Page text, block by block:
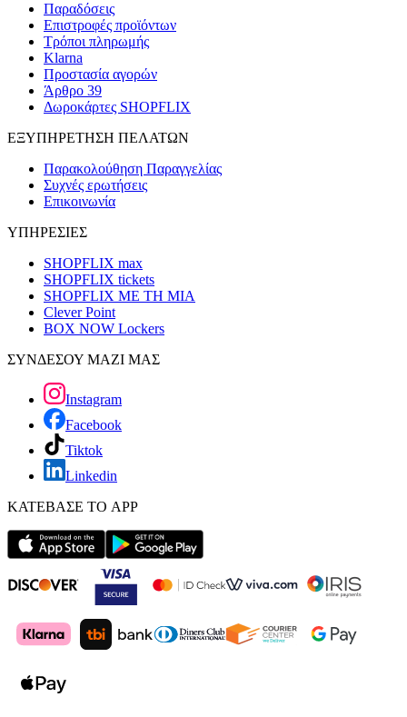
Παραδόσεις
Επιστροφές προϊόντων
Τρόποι πληρωμής
Klarna
Προστασία αγορών
Άρθρο 39
Δωροκάρτες SHOPFLIX
ΕΞΥΠΗΡΕΤΗΣΗ ΠΕΛΑΤΩΝ
Παρακολούθηση Παραγγελίας
Συχνές ερωτήσεις
Επικοινωνία
ΥΠΗΡΕΣΙΕΣ
SHOPFLIX max
SHOPFLIX tickets
SHOPFLIX ΜΕ ΤΗ ΜΙΑ
Clever Point
BOX NOW Lockers
ΣΥΝΔΕΣΟΥ ΜΑΖΙ ΜΑΣ
Instagram
Facebook
Tiktok
Linkedin
ΚΑΤΕΒΑΣΕ ΤΟ APP